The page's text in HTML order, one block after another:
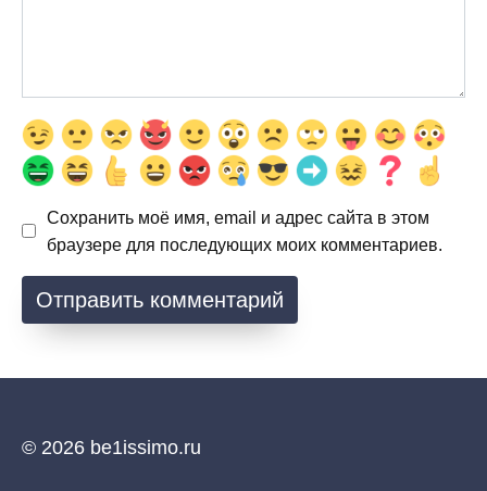
Сохранить моё имя, email и адрес сайта в этом
браузере для последующих моих комментариев.
© 2026 be1issimo.ru